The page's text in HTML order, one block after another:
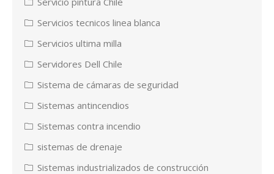
Servicios tecnicos linea blanca
Servicios ultima milla
Servidores Dell Chile
Sistema de cámaras de seguridad
Sistemas antincendios
Sistemas contra incendio
sistemas de drenaje
Sistemas industrializados de construcción